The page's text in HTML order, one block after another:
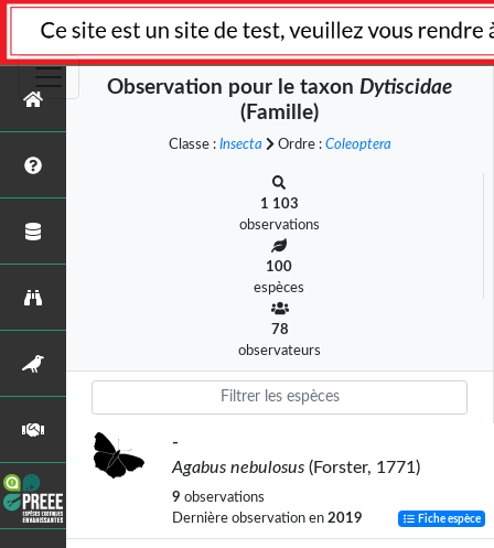
Observation pour le taxon Dytiscidae
(Famille)
Classe : Insecta Ordre : Coleoptera
1 103
observations
100
espèces
78
observateurs
-
Agabus nebulosus (Forster, 1771)
9 observations
Dernière observation en 2019 Fiche espèce